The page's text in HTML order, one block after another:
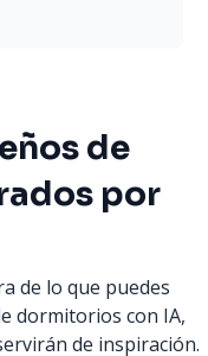
de
por
de lo que puedes
dormitorios con IA,
de inspiración.